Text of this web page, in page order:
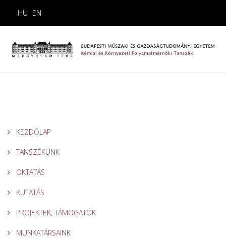
HU EN
KEZDŐLAP
TANSZÉKÜNK
OKTATÁS
KUTATÁS
PROJEKTEK, TÁMOGATÓK
MUNKATÁRSAINK